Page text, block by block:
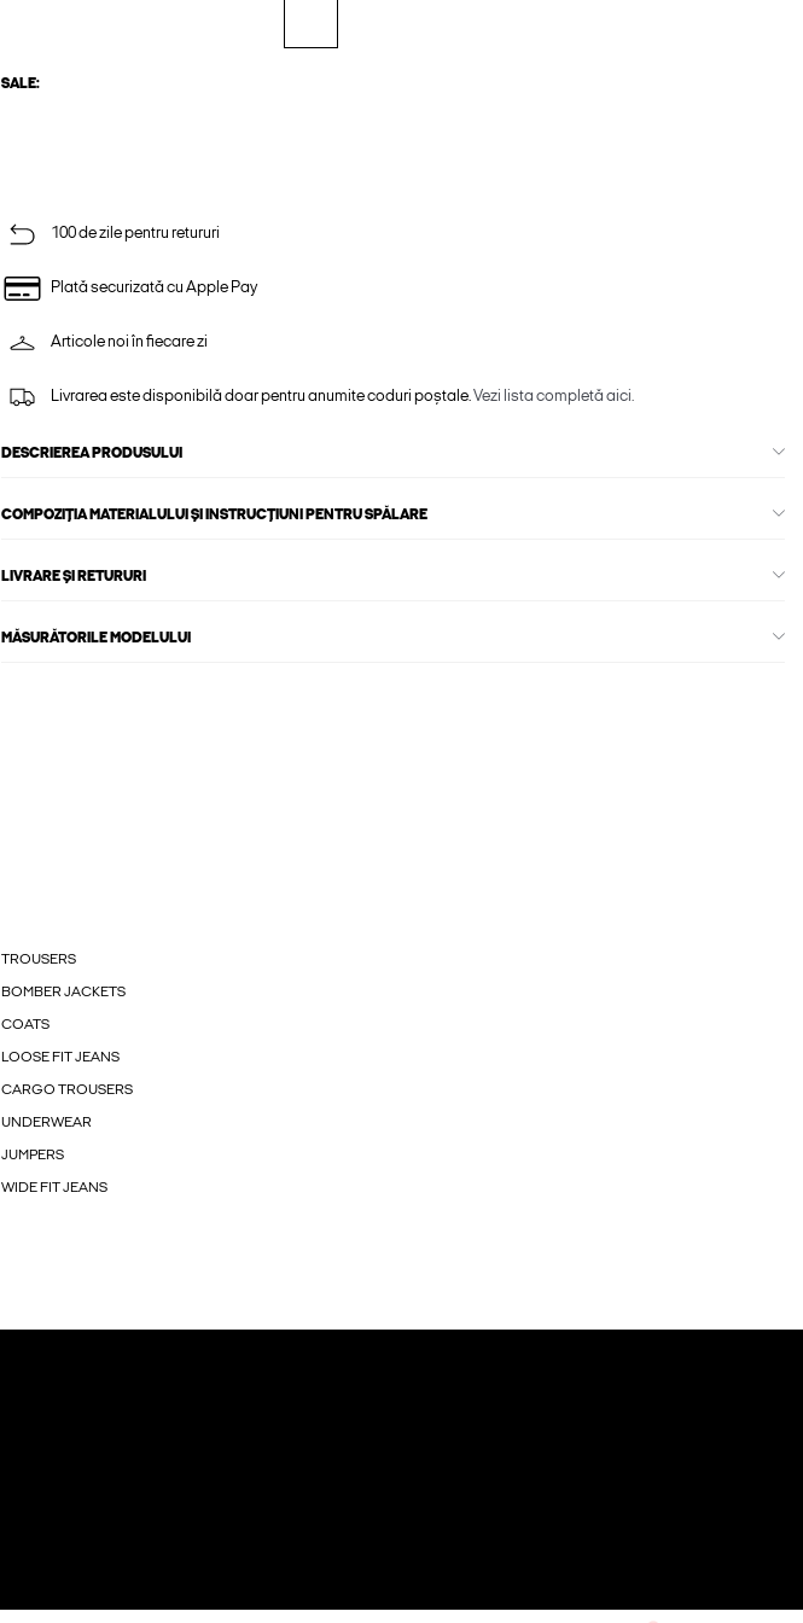
SALE:
100 de zile pentru retururi
Plată securizată cu Apple Pay
Articole noi în fiecare zi
Livrarea este disponibilă doar pentru anumite coduri poștale.Vezi lista completă aici.
DESCRIEREA PRODUSULUI
COMPOZIȚIA MATERIALULUI ȘI INSTRUCȚIUNI PENTRU SPĂLARE
LIVRARE ȘI RETURURI
MĂSURĂTORILE MODELULUI
TROUSERS
BOMBER JACKETS
COATS
LOOSE FIT JEANS
CARGO TROUSERS
UNDERWEAR
JUMPERS
WIDE FIT JEANS